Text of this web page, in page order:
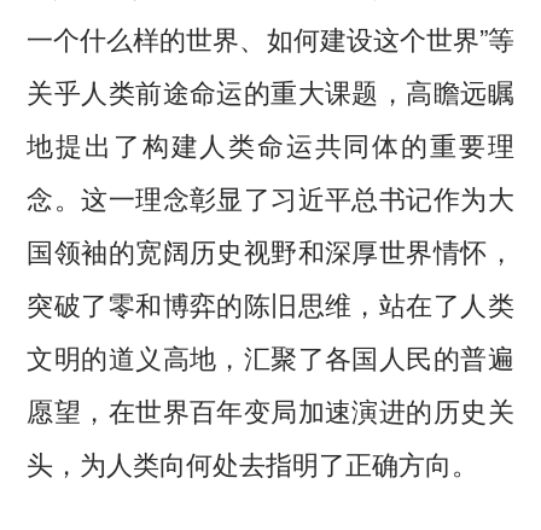
一个什么样的世界、如何建设这个世界”等
关乎人类前途命运的重大课题，高瞻远瞩
地提出了构建人类命运共同体的重要理
念。这一理念彰显了习近平总书记作为大
国领袖的宽阔历史视野和深厚世界情怀，
突破了零和博弈的陈旧思维，站在了人类
文明的道义高地，汇聚了各国人民的普遍
愿望，在世界百年变局加速演进的历史关
头，为人类向何处去指明了正确方向。